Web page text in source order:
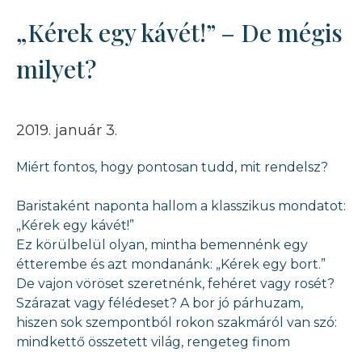
„Kérek egy kávét!” – De mégis
milyet?
2019. január 3.
Miért fontos, hogy pontosan tudd, mit rendelsz?
Baristaként naponta hallom a klasszikus mondatot:
„Kérek egy kávét!”
Ez körülbelül olyan, mintha bemennénk egy
étterembe és azt mondanánk: „Kérek egy bort.”
De vajon vöröset szeretnénk, fehéret vagy rosét?
Szárazat vagy félédeset? A bor jó párhuzam,
hiszen sok szempontból rokon szakmáról van szó:
mindkettő összetett világ, rengeteg finom